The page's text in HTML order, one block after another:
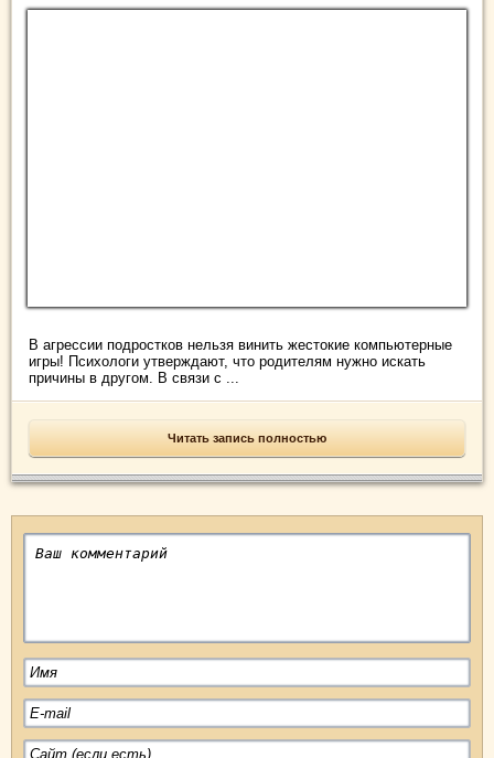
В агрессии подростков нельзя винить жестокие компьютерные
игры! Психологи утверждают, что родителям нужно искать
причины в другом. В связи с ...
Читать запись полностью